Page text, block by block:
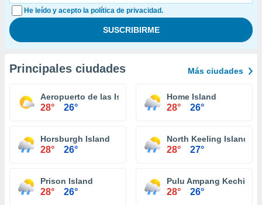
He leído y acepto la política de privacidad.
Principales ciudades Más ciudades
Aeropuerto de las Islas Cocos
28° 26°
Home Island
28° 26°
Horsburgh Island
28° 26°
North Keeling Island
28° 27°
Prison Island
28° 26°
Pulu Ampang Kechil
28° 26°